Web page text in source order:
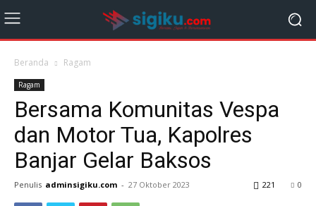
Beranda Ragam
Ragam
Bersama Komunitas Vespa
dan Motor Tua, Kapolres
Banjar Gelar Baksos
Penulis adminsigiku.com - 27 Oktober 2023 0
221